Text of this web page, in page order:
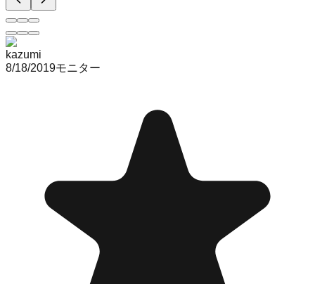
kazumi
8/18/2019モニター